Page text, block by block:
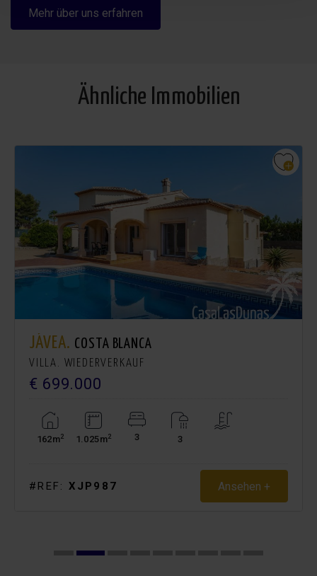
Mehr über uns erfahren
Ähnliche Immobilien
JÁVEA. COSTA BLANCA
VILLA. WIEDERVERKAUF
€ 699.000
162m2 1.025m2 3 3
#REF: XJP987 Ansehen +